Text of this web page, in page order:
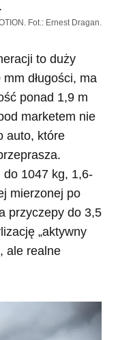
Fot.: Ernest Dragan.
to duży
długości, ma
ponad 1,9 m
marketem nie
auto, które
do 1047 kg, 1,6-
mierzonej po
przyczepy do 3,5
„aktywny
ale realne